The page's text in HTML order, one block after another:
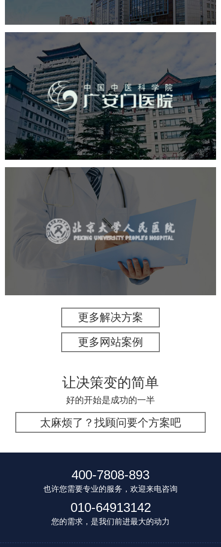
网站建设 网页设计
广安门医院
医药医疗 医院 医院网站建设
互联网医院
品牌官网
网站建设 网页设计
北京大学人民医院
医院
IT平台整体解决方案
定制开发 网站代运营
更多解决方案
更多网站案例
让决策变的简单
好的开始是成功的一半
太麻烦了？找顾问要个方案吧
400-7808-893
也许您需要专业的服务，欢迎来电咨询
010-64913142
您的需求，是我们前进最大的动力